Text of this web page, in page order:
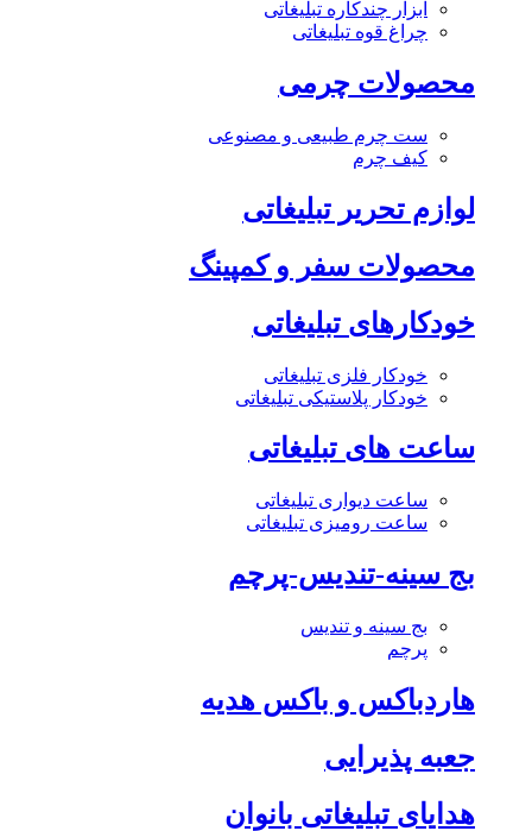
ابزار چندکاره تبلیغاتی
چراغ قوه تبلیغاتی
محصولات چرمی
ست چرم طبیعی و مصنوعی
کیف چرم
لوازم تحریر تبلیغاتی
محصولات سفر و کمپینگ
خودکارهای تبلیغاتی
خودکار فلزی تبلیغاتی
خودکار پلاستیکی تبلیغاتی
ساعت های تبلیغاتی
ساعت دیواری تبلیغاتی
ساعت رومیزی تبلیغاتی
بج سینه-تندیس-پرچم
بج سینه و تندیس
پرچم
هاردباکس و باکس هدیه
جعبه پذیرایی
هدایای تبلیغاتی بانوان